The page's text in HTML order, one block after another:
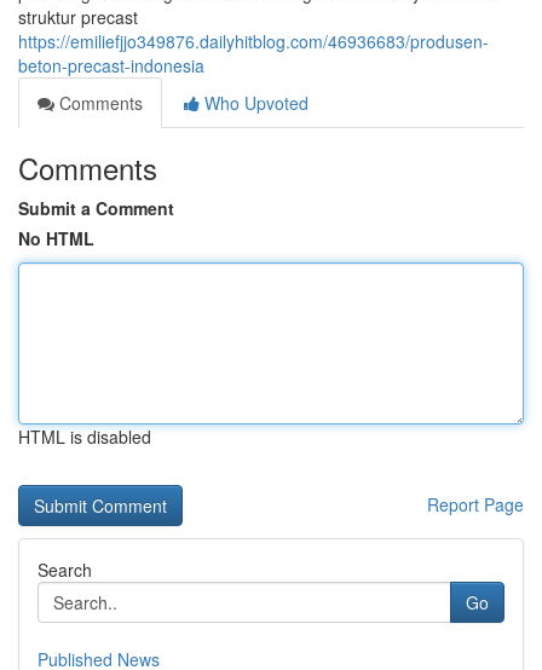
struktur precast
https://emiliefjjo349876.dailyhitblog.com/46936683/produsen-
beton-precast-indonesia
Comments
Who Upvoted
Comments
Submit a Comment
No HTML
HTML is disabled
Report Page
Search
Go
Published News